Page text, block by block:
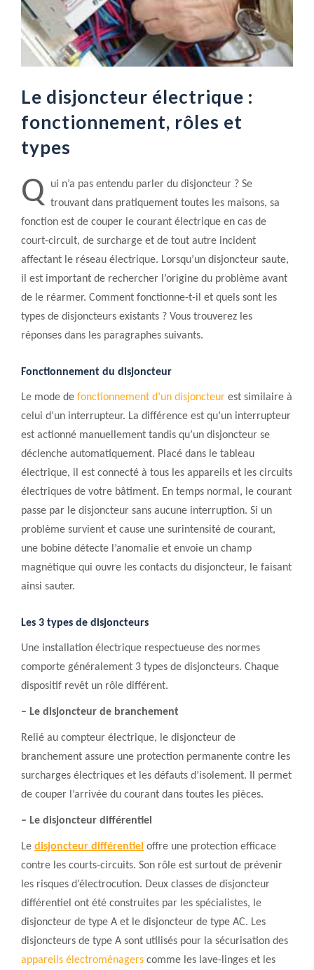
Le disjoncteur électrique :
fonctionnement, rôles et
types
Q
ui n’a pas entendu parler du disjoncteur ? Se
trouvant dans pratiquement toutes les maisons, sa
fonction est de couper le courant électrique en cas de
court-circuit, de surcharge et de tout autre incident
affectant le réseau électrique. Lorsqu’un disjoncteur saute,
il est important de rechercher l’origine du problème avant
de le réarmer. Comment fonctionne-t-il et quels sont les
types de disjoncteurs existants ? Vous trouverez les
réponses dans les paragraphes suivants.
Fonctionnement du disjoncteur
Le mode de fonctionnement d’un disjoncteur est similaire à
celui d’un interrupteur. La différence est qu’un interrupteur
est actionné manuellement tandis qu’un disjoncteur se
déclenche automatiquement. Placé dans le tableau
électrique, il est connecté à tous les appareils et les circuits
électriques de votre bâtiment. En temps normal, le courant
passe par le disjoncteur sans aucune interruption. Si un
problème survient et cause une surintensité de courant,
une bobine détecte l’anomalie et envoie un champ
magnétique qui ouvre les contacts du disjoncteur, le faisant
ainsi sauter.
Les 3 types de disjoncteurs
Une installation électrique respectueuse des normes
comporte généralement 3 types de disjoncteurs. Chaque
dispositif revêt un rôle différent.
– Le disjoncteur de branchement
Relié au compteur électrique, le disjoncteur de
branchement assure une protection permanente contre les
surcharges électriques et les défauts d’isolement. Il permet
de couper l’arrivée du courant dans toutes les pièces.
– Le disjoncteur différentiel
Le disjoncteur différentiel offre une protection efficace
contre les courts-circuits. Son rôle est surtout de prévenir
les risques d’électrocution. Deux classes de disjoncteur
différentiel ont été construites par les spécialistes, le
disjoncteur de type A et le disjoncteur de type AC. Les
disjoncteurs de type A sont utilisés pour la sécurisation des
appareils électroménagers comme les lave-linges et les